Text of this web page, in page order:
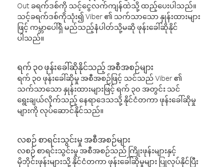
Out ခရက်ဒစ်ကို သင့်ငွေလက်ကျန်ထဲသို့ ထည့်ပေးပါသည်။
သင့်ခရက်ဒစ်ကိုသုံး၍ Viber ၏ သက်သာသော နှုန်းထားများ
ဖြင့် ကမ္ဘာပေါ်ရှိ မည်သည့်နံပါတ်သို့မဆို ဖုန်းခေါ်ဆိုနိုင်
ပါသည်။
ရက် ၃၀ ဖုန်းခေါ်ဆိုနိုင်သည့် အစီအစဉ်များ
ရက် ၃၀ ဖုန်းခေါ်ဆိုမှု အစီအစဉ်ဖြင့် သင်သည် Viber ၏
သက်သာသော နှုန်းထားများဖြင့် ရက် ၃၀ အတွင်း သင်
ရွေးချယ်လိုက်သည့် နေရာဒေသသို့ နိုင်ငံတကာ ဖုန်းခေါ်ဆိုမှု
များကို လုပ်ဆောင်နိုင်သည်။
လစဉ် စာရင်းသွင်းမှု အစီအစဉ်များ
လစဉ် စာရင်းသွင်းမှု အစီအစဉ်သည် ကြိုးဖုန်းများနှင့်
မိုဘိုင်းဖုန်းများသို့ နိုင်ငံတကာ ဖုန်းခေါ်ဆိုမှုများ ပြုလုပ်နိုင်ပြီး